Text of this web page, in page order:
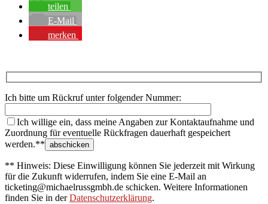
teilen
E-Mail
merken
Ich bitte um Rückruf unter folgender Nummer:
Ich willige ein, dass meine Angaben zur Kontaktaufnahme und
Zuordnung für eventuelle Rückfragen dauerhaft gespeichert
werden.**
** Hinweis: Diese Einwilligung können Sie jederzeit mit Wirkung
für die Zukunft widerrufen, indem Sie eine E-Mail an
ticketing@michaelrussgmbh.de schicken. Weitere Informationen
finden Sie in derDatenschutzerklärung.